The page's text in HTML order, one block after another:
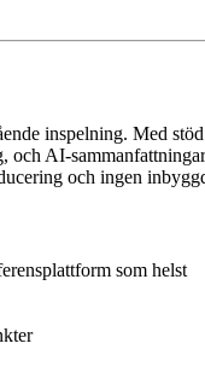
inspelning. Med
AI-
och ingen
som helst